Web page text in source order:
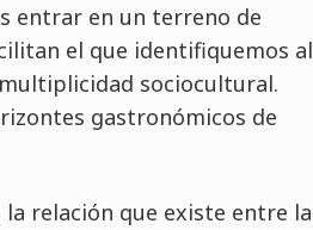
entrar en un terreno de
el que identifiquemos al
sociocultural.
gastronómicos de
relación que existe entre la